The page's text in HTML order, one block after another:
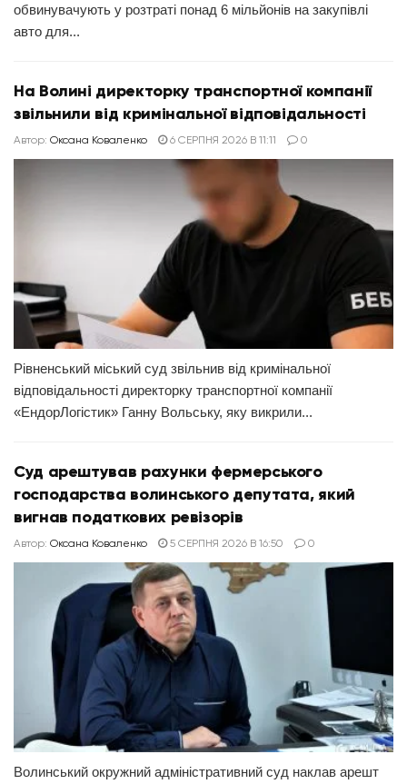
обвинувачують у розтраті понад 6 мільйонів на закупівлі
авто для...
На Волині директорку транспортної компанії
звільнили від кримінальної відповідальності
Автор: Оксана Коваленко 6 СЕРПНЯ 2026 В 11:11 0
Рівненський міський суд звільнив від кримінальної
відповідальності директорку транспортної компанії
«ЕндорЛогістик» Ганну Вольську, яку викрили...
Суд арештував рахунки фермерського
господарства волинського депутата, який
вигнав податкових ревізорів
Автор: Оксана Коваленко 5 СЕРПНЯ 2026 В 16:50 0
Волинський окружний адміністративний суд наклав арешт